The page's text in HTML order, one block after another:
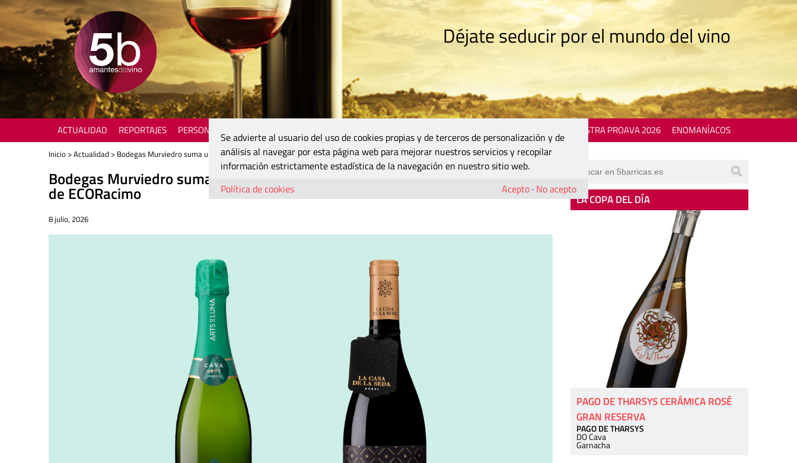
Déjate seducir por el mundo del vino
ACTUALIDAD REPORTAJES PERSONAJES MOSTRA PROAVA 2026 ENOMANÍACOS
Inicio >Actualidad > Bodegas Murviedro suma un Gran Oro y una Medalla de Oro en la XXVII edición de ECORacimo
Bodegas Murviedro suma un Gran Oro y una Medalla de Oro en la XXVII edición
de ECORacimo
8 julio, 2026
LA COPA DEL DÍA
PAGO DE THARSYS CERÁMICA ROSÉ
GRAN RESERVA
PAGO DE THARSYS
DO Cava
Garnacha
Se advierte al usuario del uso de cookies propias y de terceros de personalización y de
análisis al navegar por esta página web para mejorar nuestros servicios y recopilar
información estrictamente estadística de la navegación en nuestro sitio web.
Política de cookies
Acepto · No acepto